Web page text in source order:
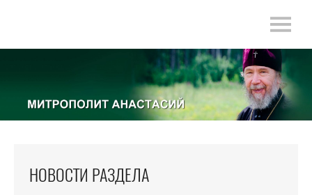
НОВОСТИ РАЗДЕЛА